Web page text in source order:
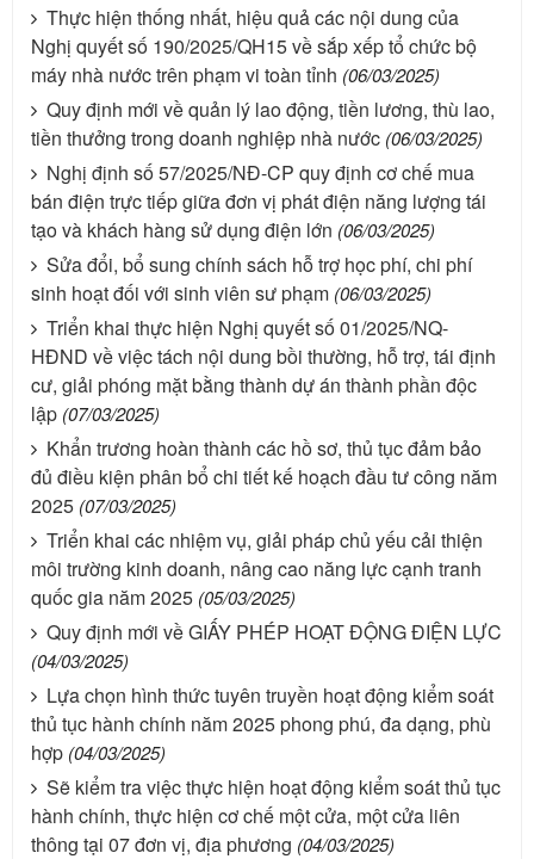
Thực hiện thống nhất, hiệu quả các nội dung của
Nghị quyết số 190/2025/QH15 về sắp xếp tổ chức bộ
máy nhà nước trên phạm vi toàn tỉnh (06/03/2025)
Quy định mới về quản lý lao động, tiền lương, thù lao,
tiền thưởng trong doanh nghiệp nhà nước (06/03/2025)
Nghị định số 57/2025/NĐ-CP quy định cơ chế mua
bán điện trực tiếp giữa đơn vị phát điện năng lượng tái
tạo và khách hàng sử dụng điện lớn (06/03/2025)
Sửa đổi, bổ sung chính sách hỗ trợ học phí, chi phí
sinh hoạt đối với sinh viên sư phạm (06/03/2025)
Triển khai thực hiện Nghị quyết số 01/2025/NQ-
HĐND về việc tách nội dung bồi thường, hỗ trợ, tái định
cư, giải phóng mặt bằng thành dự án thành phần độc
lập (07/03/2025)
Khẩn trương hoàn thành các hồ sơ, thủ tục đảm bảo
đủ điều kiện phân bổ chi tiết kế hoạch đầu tư công năm
2025 (07/03/2025)
Triển khai các nhiệm vụ, giải pháp chủ yếu cải thiện
môi trường kinh doanh, nâng cao năng lực cạnh tranh
quốc gia năm 2025 (05/03/2025)
Quy định mới về GIẤY PHÉP HOẠT ĐỘNG ĐIỆN LỰC
(04/03/2025)
Lựa chọn hình thức tuyên truyền hoạt động kiểm soát
thủ tục hành chính năm 2025 phong phú, đa dạng, phù
hợp (04/03/2025)
Sẽ kiểm tra việc thực hiện hoạt động kiểm soát thủ tục
hành chính, thực hiện cơ chế một cửa, một cửa liên
thông tại 07 đơn vị, địa phương (04/03/2025)